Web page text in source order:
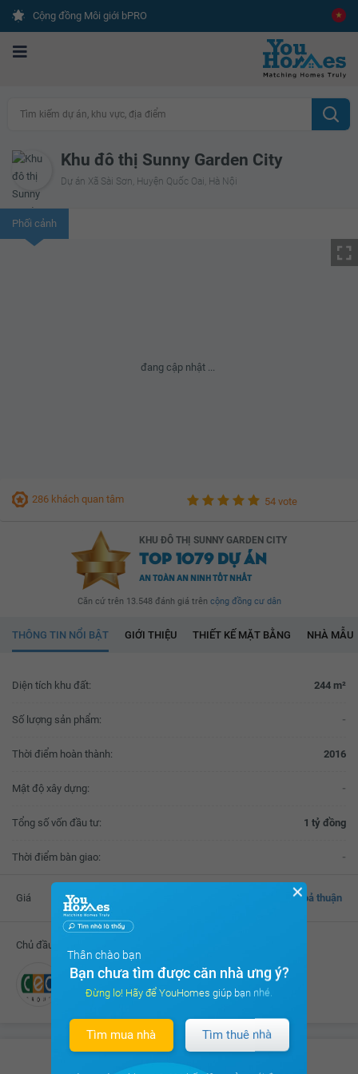
Cộng đồng Môi giới bPRO
Tìm kiếm dự án, khu vực, địa điểm
Khu đô thị Sunny Garden City
Dự án Xã Sài Sơn, Huyện Quốc Oai, Hà Nội
Phối cảnh
đang cập nhật ...
286 khách quan tâm 54 vote
KHU ĐÔ THỊ SUNNY GARDEN CITY
TOP 1079 DỰ ÁN
AN TOÀN AN NINH TỐT NHẤT
Căn cứ trên 13.548 đánh giá trên cộng đồng cư dân
THÔNG TIN NỔI BẬT GIỚI THIỆU THIẾT KẾ MẶT BẰNG NHÀ MẪU
Diện tích khu đất: 244 m²
Số lượng sản phẩm: -
Thời điểm hoàn thành: 2016
Mật độ xây dựng: -
Tổng số vốn đầu tư: 1 tỷ đồng
Thời điểm bàn giao: -
Giá Thoả thuận
Chủ đầu tư
Công ty CP Đầu tư C.E.O
✕
Thân chào bạn
Bạn chưa tìm được căn nhà ưng ý?
Đừng lo! Hãy để YouHomes giúp bạn nhé.
Tìm mua nhà Tìm thuê nhà